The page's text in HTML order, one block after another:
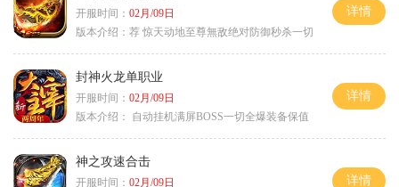
开服时间： 02月/09日
版本介绍： 荐 惊天动地至尊無敌绝对防御秒杀一切
详情
封神火龙单职业
开服时间： 02月/09日
版本介绍：
自动挂机满屏BOSS一切全爆装备保值
详情
神之攻速合击
开服时间： 02月/09日
详情